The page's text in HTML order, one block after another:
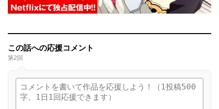
この話への応援コメント
第2回